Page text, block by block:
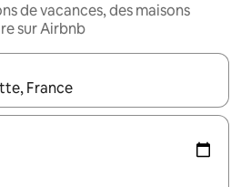
de vacances, des maisons
sur Airbnb
utilisez les flèches vers le